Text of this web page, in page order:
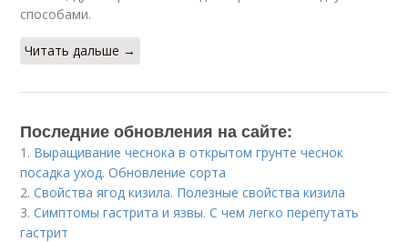
способами.
Читать дальше →
Последние обновления на сайте:
1. Выращивание чеснока в открытом грунте чеснок
посадка уход. Обновление сорта
2.Свойства ягод кизила. Полезные свойства кизила
3.Симптомы гастрита и язвы. С чем легко перепутать
гастрит